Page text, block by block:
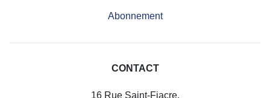
Abonnement
CONTACT
16 Rue Saint-Fiacre,